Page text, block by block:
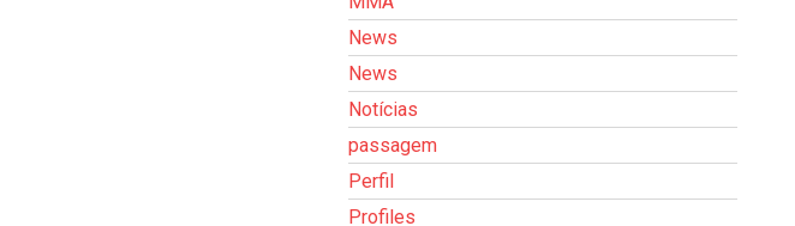
News
News
Notícias
passagem
Perfil
Profiles